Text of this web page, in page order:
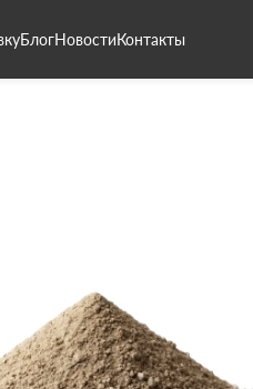
БлогНовостиКонтакты